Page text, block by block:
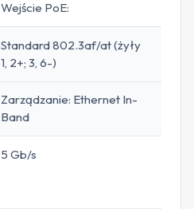
Wejście PoE:
Standard 802.3af/at (żyły
1, 2+; 3, 6-)
Zarządzanie: Ethernet In-
Band
5 Gb/s